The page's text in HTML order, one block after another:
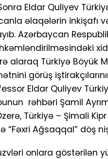
Eldar Quliyev
əlaqələrin inkişafı
Azərbaycan
alaraq Türkiyə Böyük
görüş
Eldar Quliyev
rəhbəri Şamil
Türkiyə – Şimali
“Fəxri Ağsaqqal” döş
onlara göstərilən